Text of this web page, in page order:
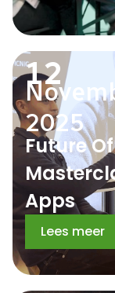
12
2025
Future
Apps
Lees meer